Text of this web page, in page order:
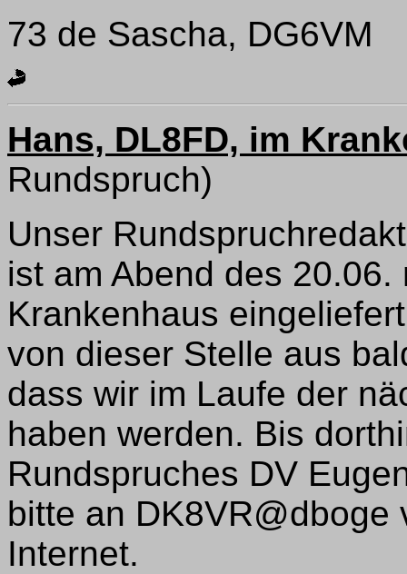
73 de Sascha, DG6VM
Hans, DL8FD, im
Rundspruch)
Unser
ist am Abend des
Krankenhaus
von dieser Stelle aus
dass wir im Laufe der
haben werden. Bis
Rundspruches DV
bitte an
Internet.